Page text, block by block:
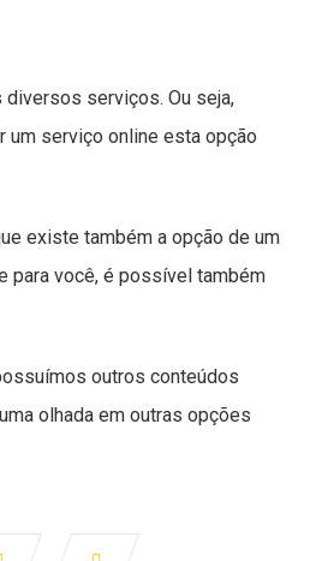
serviços. Ou seja,
um serviço online esta opção
existe também a opção de um
para você, é possível também
outros conteúdos
olhada em outras opções